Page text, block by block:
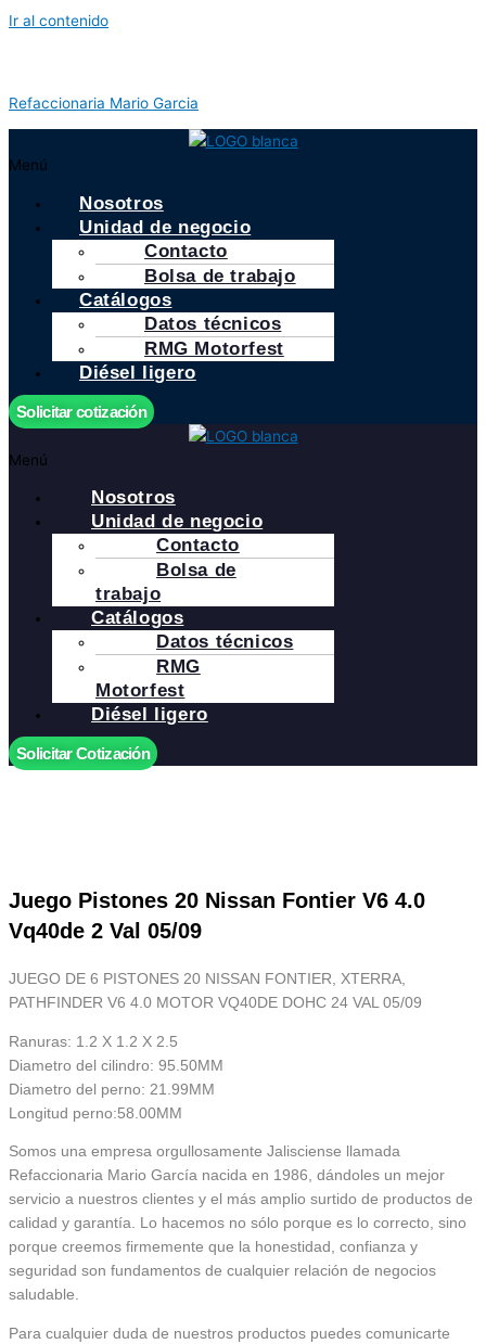
Ir al contenido
Refaccionaria Mario Garcia
Menú
Nosotros
Unidad de negocio
Contacto
Bolsa de trabajo
Catálogos
Datos técnicos
RMG Motorfest
Diésel ligero
Solicitar cotización
Menú
Nosotros
Unidad de negocio
Contacto
Bolsa de
trabajo
Catálogos
Datos técnicos
RMG
Motorfest
Diésel ligero
Solicitar Cotización
Juego Pistones 20 Nissan Fontier V6 4.0
Vq40de 2 Val 05/09
JUEGO DE 6 PISTONES 20 NISSAN FONTIER, XTERRA,
PATHFINDER V6 4.0 MOTOR VQ40DE DOHC 24 VAL 05/09
Ranuras: 1.2 X 1.2 X 2.5
Diametro del cilindro: 95.50MM
Diametro del perno: 21.99MM
Longitud perno:58.00MM
Somos una empresa orgullosamente Jalisciense llamada
Refaccionaria Mario García nacida en 1986, dándoles un mejor
servicio a nuestros clientes y el más amplio surtido de productos de
calidad y garantía. Lo hacemos no sólo porque es lo correcto, sino
porque creemos firmemente que la honestidad, confianza y
seguridad son fundamentos de cualquier relación de negocios
saludable.
Para cualquier duda de nuestros productos puedes comunicarte